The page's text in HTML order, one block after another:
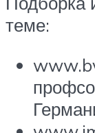
теме: